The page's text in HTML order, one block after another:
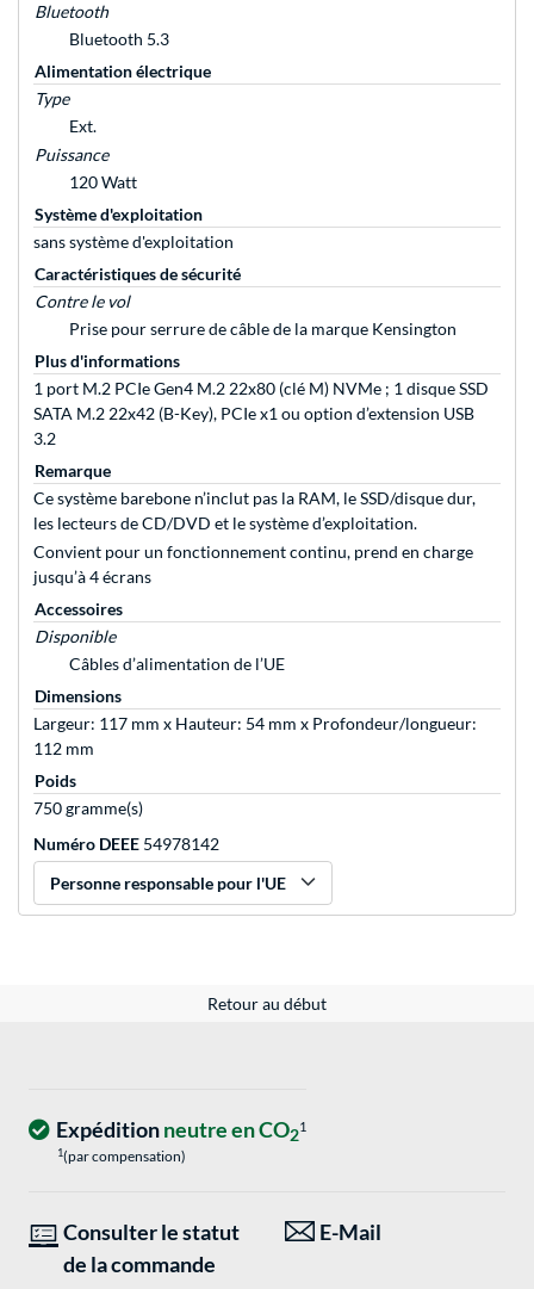
Bluetooth
Bluetooth 5.3
Alimentation électrique
Type
Ext.
Puissance
120 Watt
Système d'exploitation
sans système d'exploitation
Caractéristiques de sécurité
Contre le vol
Prise pour serrure de câble de la marque Kensington
Plus d'informations
1 port M.2 PCIe Gen4 M.2 22x80 (clé M) NVMe ; 1 disque SSD
SATA M.2 22x42 (B-Key), PCIe x1 ou option d’extension USB
3.2
Remarque
Ce système barebone n’inclut pas la RAM, le SSD/disque dur,
les lecteurs de CD/DVD et le système d’exploitation.
Convient pour un fonctionnement continu, prend en charge
jusqu’à 4 écrans
Accessoires
Disponible
Câbles d’alimentation de l’UE
Dimensions
Largeur: 117 mm x Hauteur: 54 mm x Profondeur/longueur:
112 mm
Poids
750 gramme(s)
Numéro DEEE 54978142
Personne responsable pour l'UE
Retour au début
Expéditionneutre en CO21
1(par compensation)
Consulter le statut
de la commande
E-Mail